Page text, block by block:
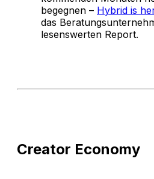
begegnen – Hybrid is
das
lesenswerten Report.
Creator Economy